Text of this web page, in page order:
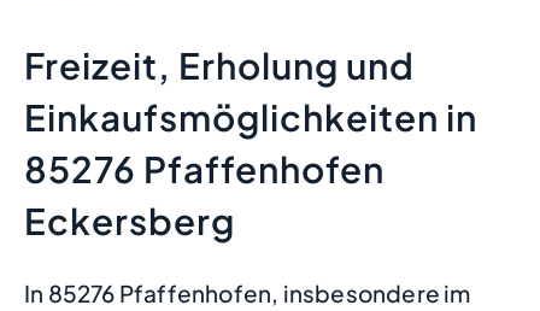
Freizeit, Erholung und
Einkaufsmöglichkeiten in
85276 Pfaffenhofen
Eckersberg
In 85276 Pfaffenhofen, insbesondere im